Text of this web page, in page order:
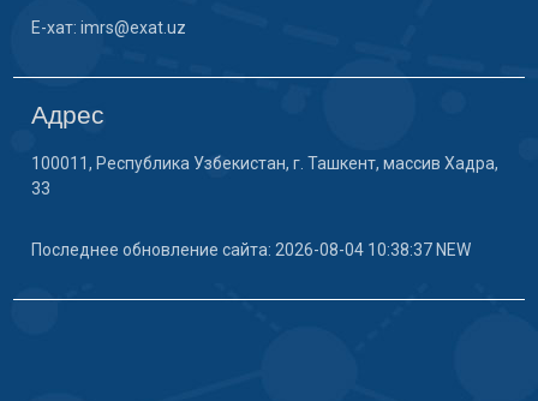
E-хат: imrs@exat.uz
Адрес
100011, Республика Узбекистан, г. Ташкент, массив Хадра,
33
Последнее обновление сайта: 2026-08-04 10:38:37 NEW